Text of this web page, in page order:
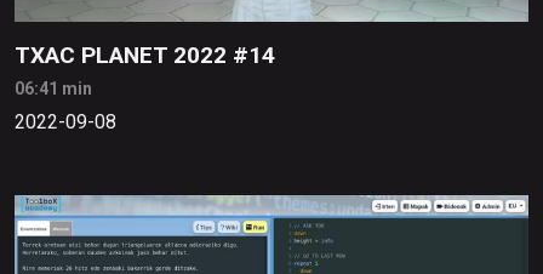
TXAC PLANET 2022 #14
06:41 min
2022-09-08